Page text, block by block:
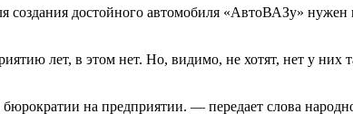
создания достойного автомобиля «АвтоВАЗу»
лет, в этом нет. Но, видимо, не хотят, нет у них
на предприятии. — передает слова